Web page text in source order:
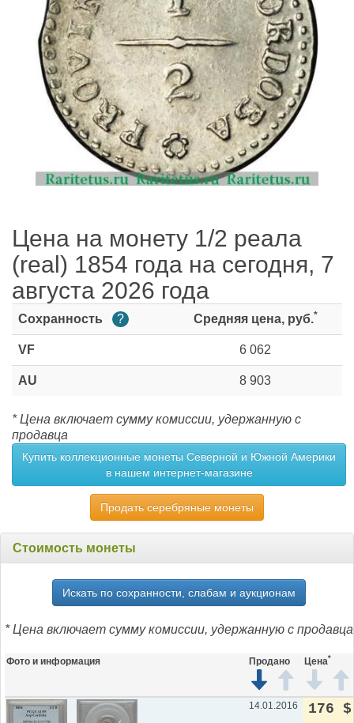
Цена на монету 1/2 реала
(real) 1854 года на сегодня, 7
августа 2026 года
Сохранность ? Средняя цена, руб.*
VF 6 062
AU 8 903
* Цена включает сумму комиссии, удержанную с
продавца
Купить коллекционные монеты Северной и Южной Америки
в нашем интернет-магазине
Продать серебряные монеты
Стоимость монеты
Искать по сохранности, слабам и аукционам
* Цена включает сумму комиссии, удержанную с продавца
Фото и информация Продано Цена*
14.01.2016 176 $